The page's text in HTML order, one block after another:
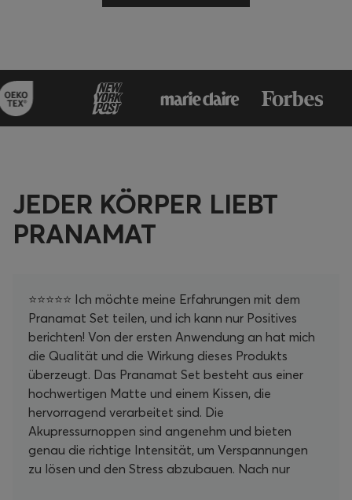
JEDER KÖRPER LIEBT
PRANAMAT
⭐⭐⭐⭐⭐ Ich möchte meine Erfahrungen mit dem
Pranamat Set teilen, und ich kann nur Positives
berichten! Von der ersten Anwendung an hat mich
die Qualität und die Wirkung dieses Produkts
überzeugt. Das Pranamat Set besteht aus einer
hochwertigen Matte und einem Kissen, die
hervorragend verarbeitet sind. Die
Akupressurnoppen sind angenehm und bieten
genau die richtige Intensität, um Verspannungen
zu lösen und den Stress abzubauen. Nach nur